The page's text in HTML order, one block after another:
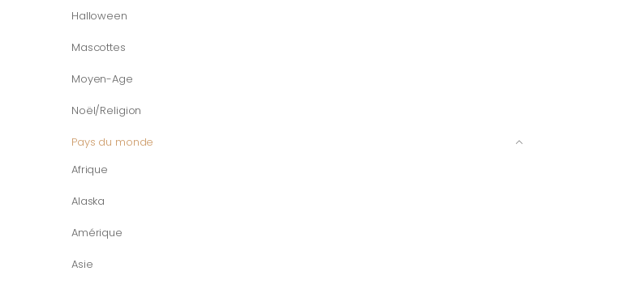
Halloween
Mascottes
Moyen-Age
Noël/Religion
Pays du monde
Afrique
Alaska
Amérique
Asie